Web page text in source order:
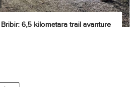
6,5 kilometara trail avanture